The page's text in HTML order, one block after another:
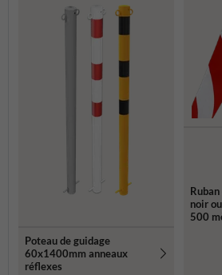
Poteau de guidage
60x1400mm anneaux
réflexes
noir
500